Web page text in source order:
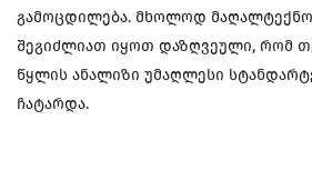
გამოცდილება. მხოლოდ
შეგიძლიათ იყოთ დაზღვეული, რომ
წყლის ანალიზი უმაღლესი
ჩატარდა.